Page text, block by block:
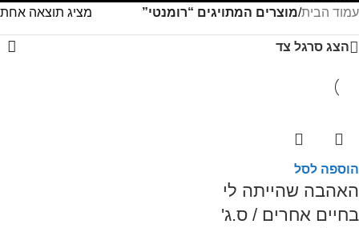
עמוד הבית/מוצרים המתויגים “רומנטי” מציג תוצאה אחת
הצג סרגל צד
הוספה לסל
האהבה שהייתה לי
בחיים אחרים / ס.ג'